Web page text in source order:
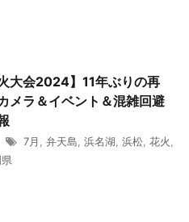
大会2024】11年ぶりの再
メラ＆イベント＆混雑回避
7月 弁天島 浜名湖 浜松 花火